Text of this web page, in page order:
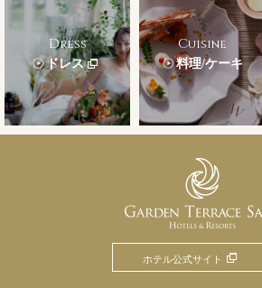
Dress
ドレス
Cuisine
料理/ケーキ
ホテル公式サイト